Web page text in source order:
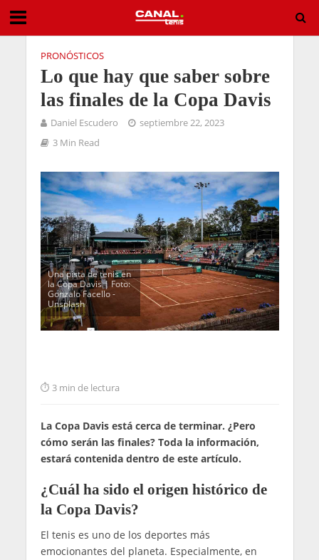
PRONÓSTICOS
Lo que hay que saber sobre
las finales de la Copa Davis
Daniel Escudero
septiembre 22, 2023
3 Min Read
Una pista de tenis en
la Copa Davis | Foto:
Gonzalo Facello -
Unsplash
3 min de lectura
La Copa Davis está cerca de terminar. ¿Pero
cómo serán las finales? Toda la información,
estará contenida dentro de este artículo.
¿Cuál ha sido el origen histórico de
la Copa Davis?
El tenis es uno de los deportes más
emocionantes del planeta. Especialmente, en